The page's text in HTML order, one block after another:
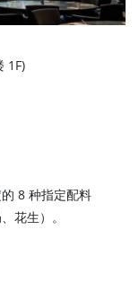
1F)
8 种指定配料
花生）。